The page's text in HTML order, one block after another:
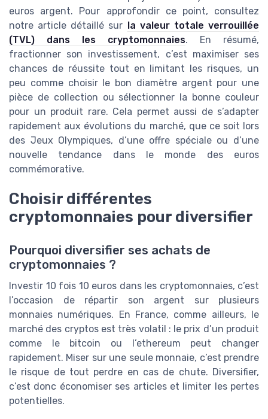
euros argent. Pour approfondir ce point, consultez
notre article détaillé sur la valeur totale verrouillée
(TVL) dans les cryptomonnaies. En résumé,
fractionner son investissement, c’est maximiser ses
chances de réussite tout en limitant les risques, un
peu comme choisir le bon diamètre argent pour une
pièce de collection ou sélectionner la bonne couleur
pour un produit rare. Cela permet aussi de s’adapter
rapidement aux évolutions du marché, que ce soit lors
des Jeux Olympiques, d’une offre spéciale ou d’une
nouvelle tendance dans le monde des euros
commémorative.
Choisir différentes
cryptomonnaies pour diversifier
Pourquoi diversifier ses achats de
cryptomonnaies ?
Investir 10 fois 10 euros dans les cryptomonnaies, c’est
l’occasion de répartir son argent sur plusieurs
monnaies numériques. En France, comme ailleurs, le
marché des cryptos est très volatil : le prix d’un produit
comme le bitcoin ou l’ethereum peut changer
rapidement. Miser sur une seule monnaie, c’est prendre
le risque de tout perdre en cas de chute. Diversifier,
c’est donc économiser ses articles et limiter les pertes
potentielles.